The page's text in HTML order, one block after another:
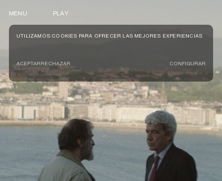
UTILIZAMOS COOKIES PARA OFRECER LAS MEJORES EXPERIENCIAS
ACEPTARRECHAZAR CONFIGURAR
MENU PLAY